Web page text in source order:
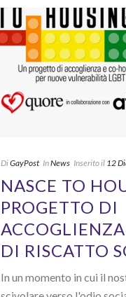
DiGayPost InNews Inserito il 12
NASCE TO
PROGETTO DI
DI RISCATTO
In un momento in cui il